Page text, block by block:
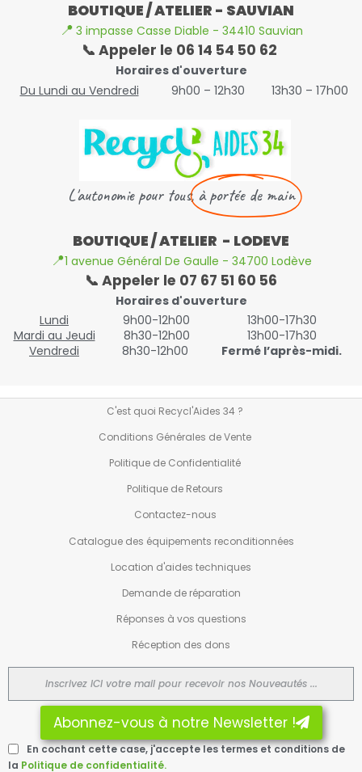
BOUTIQUE / ATELIER - SAUVIAN
📍 3 impasse Casse Diable - 34410 Sauvian
📞 Appeler le 06 14 54 50 62
Horaires d'ouverture
Du Lundi au Vendredi
9h00 – 12h30 13h30 – 17h00
L'autonomie pour tous,à portée de main
BOUTIQUE / ATELIER - LODEVE
📍1 avenue Général De Gaulle - 34700 Lodève
📞 Appeler le 07 67 51 60 56
Horaires d'ouverture
Lundi
9h00-12h00
13h00-17h30
Mardi au Jeudi
8h30-12h00
13h00-17h30
Vendredi
8h30-12h00 Fermé l’après-midi.
C'est quoi Recycl'Aides 34 ?
Conditions Générales de Vente
Politique de Confidentialité
Politique de Retours
Contactez-nous
Catalogue des équipements reconditionnées
Location d'aides techniques
Demande de réparation
Réponses à vos questions
Réception des dons
Abonnez-vous à notre Newsletter !
En cochant cette case, j'accepte les termes et conditions de
la Politique de confidentialité.